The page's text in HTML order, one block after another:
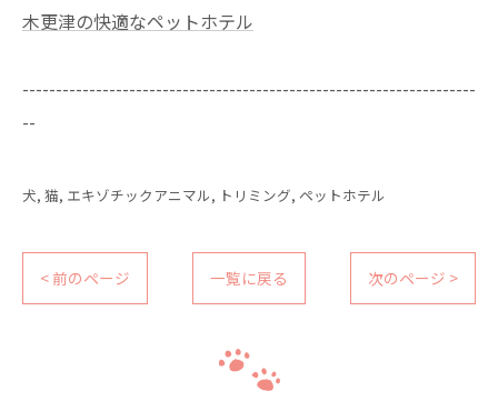
木更津の快適なペットホテル
--------------------------------------------------------------------
--
犬 猫 エキゾチックアニマル トリミング ペットホテル
< 前のページ 一覧に戻る 次のページ >